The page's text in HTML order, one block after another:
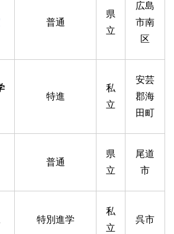
普通
県
立
広島
市南
区
特進
私
立
安芸
郡海
田町
普通
県
立
尾道
市
特別進学
私
立
呉市